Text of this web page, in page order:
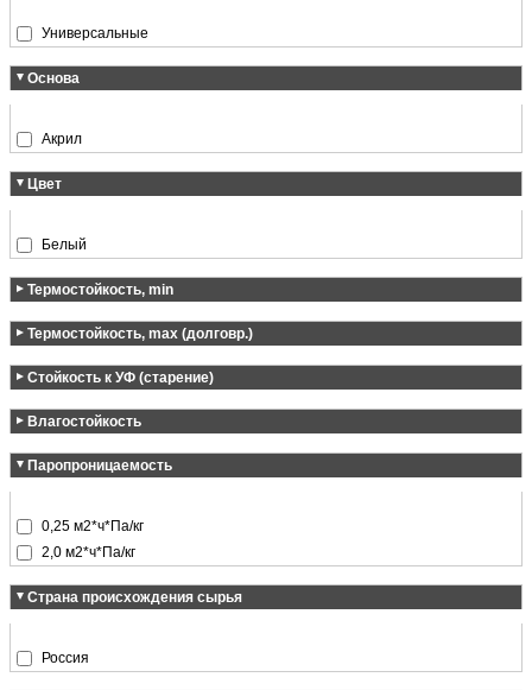
Универсальные
Основа
Акрил
Цвет
Белый
Термостойкость, min
- 40 °C
Термостойкость, max (долговр.)
+ 80 °C
Стойкость к УФ (старение)
Отлично
Влагостойкость
Отлично
Паропроницаемость
0,25 м2*ч*Па/кг
2,0 м2*ч*Па/кг
Страна происхождения сырья
Россия